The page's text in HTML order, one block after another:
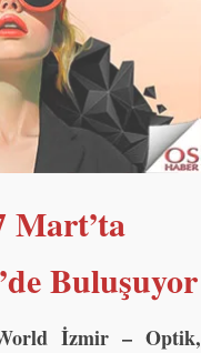
Mart’ta
Buluşuyor
İzmir – Optik,